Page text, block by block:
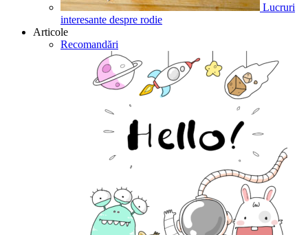
Lucruri
interesante despre rodie
Articole
Recomandări